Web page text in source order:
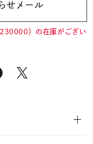
せメール
）の在庫がござい